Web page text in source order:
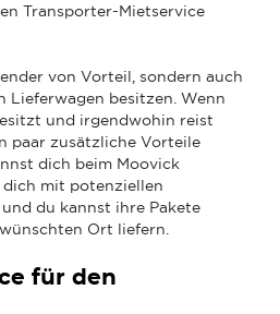
Transporter-Mietservice
von Vorteil, sondern auch
Lieferwagen besitzen. Wenn
und irgendwohin reist
paar zusätzliche Vorteile
dich beim Moovick
mit potenziellen
du kannst ihre Pakete
Ort liefern.
für den